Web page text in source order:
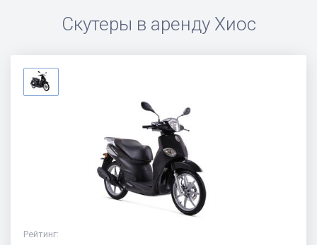
Скутеры в аренду Хиос
Рейтинг: